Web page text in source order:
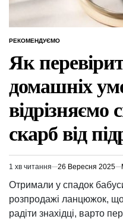
ОПУБЛІКУВАТИ
РЕКОМЕНДУЄМО
Як
домашніх
відрізняємо
скарб від
Орієнтовний
час
читання
1 хв читання 26 Вересня 2025
Отримали у спадок
розпродажі ланцюжок,
радіти знахідці, варто